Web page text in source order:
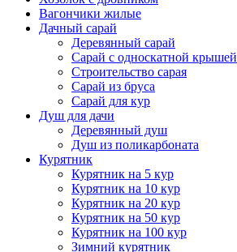
Вагончики жилые
Дачный сарай
Деревянный сарай
Cарай с односкатной крышей
Строительство сарая
Сарай из бруса
Сарай для кур
Душ для дачи
Деревянный душ
Душ из поликарбоната
Курятник
Курятник на 5 кур
Курятник на 10 кур
Курятник на 20 кур
Курятник на 50 кур
Курятник на 100 кур
Зимний курятник